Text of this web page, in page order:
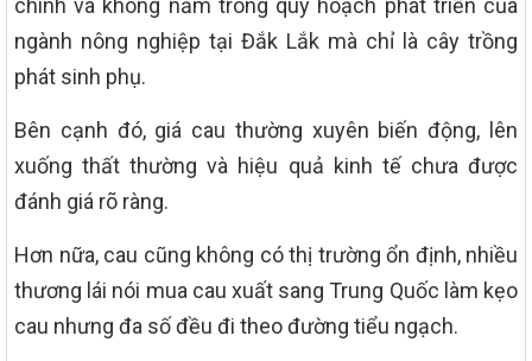
chính và không nằm trong quy hoạch phát triển của
ngành nông nghiệp tại Đắk Lắk mà chỉ là cây trồng
phát sinh phụ.
Bên cạnh đó, giá cau thường xuyên biến động, lên
xuống thất thường và hiệu quả kinh tế chưa được
đánh giá rõ ràng.
Hơn nữa, cau cũng không có thị trường ổn định, nhiều
thương lái nói mua cau xuất sang Trung Quốc làm kẹo
cau nhưng đa số đều đi theo đường tiểu ngạch.